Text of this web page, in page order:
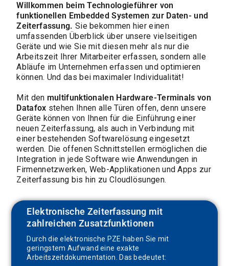
Willkommen beim Technologieführer von
funktionellen Embedded Systemen zur Daten- und
Zeiterfassung. Sie bekommen hier einen
umfassenden Überblick über unsere vielseitigen
Geräte und wie Sie mit diesen mehr als nur die
Arbeitszeit Ihrer Mitarbeiter erfassen, sondern alle
Abläufe im Unternehmen erfassen und optimieren
können. Und das bei maximaler Individualität!
Mit den multifunktionalen Hardware-Terminals von
Datafox stehen Ihnen alle Türen offen, denn unsere
Geräte können von Ihnen für die Einführung einer
neuen Zeiterfassung, als auch in Verbindung mit
einer bestehenden Softwarelösung eingesetzt
werden. Die offenen Schnittstellen ermöglichen die
Integration in jede Software wie Anwendungen in
Firmennetzwerken, Web-Applikationen und Apps zur
Zeiterfassung bis hin zu Cloudlösungen.
Elektronische Zeiterfassung mit
zahlreichen Zusatzfunktionen
Durch die elektronische PZE haben Sie mit
geringstem Aufwand eine exakte
Arbeitszeitdokumentation. Das bedeutet: